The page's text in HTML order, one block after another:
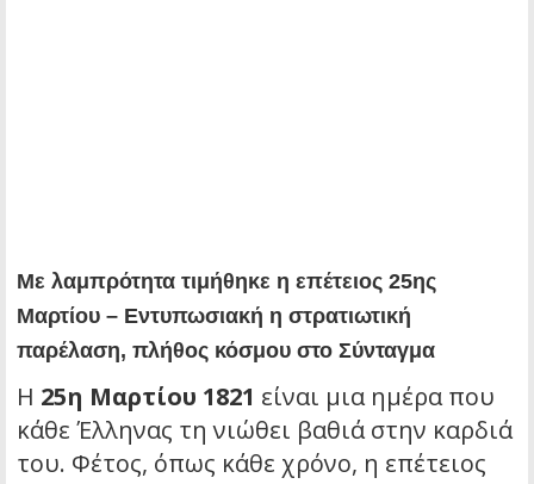
Με λαμπρότητα τιμήθηκε η επέτειος 25ης
Μαρτίου – Εντυπωσιακή η στρατιωτική
παρέλαση, πλήθος κόσμου στο Σύνταγμα
Η 25η Μαρτίου 1821 είναι μια ημέρα που
κάθε Έλληνας τη νιώθει βαθιά στην καρδιά
του. Φέτος, όπως κάθε χρόνο, η επέτειος